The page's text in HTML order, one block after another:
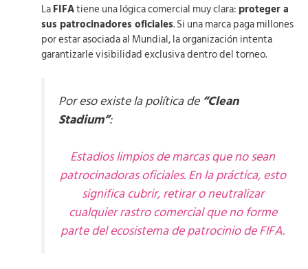
LaFIFAtiene una lógica comercial muy clara: proteger a
sus patrocinadores oficiales. Si una marca paga millones
por estar asociada al Mundial, la organización intenta
garantizarle visibilidad exclusiva dentro del torneo.
Por eso existe la política de “Clean
Stadium”:
Estadios limpios de marcas que no sean
patrocinadoras oficiales. En la práctica, esto
significa cubrir, retirar o neutralizar
cualquier rastro comercial que no forme
parte del ecosistema de patrocinio de FIFA.